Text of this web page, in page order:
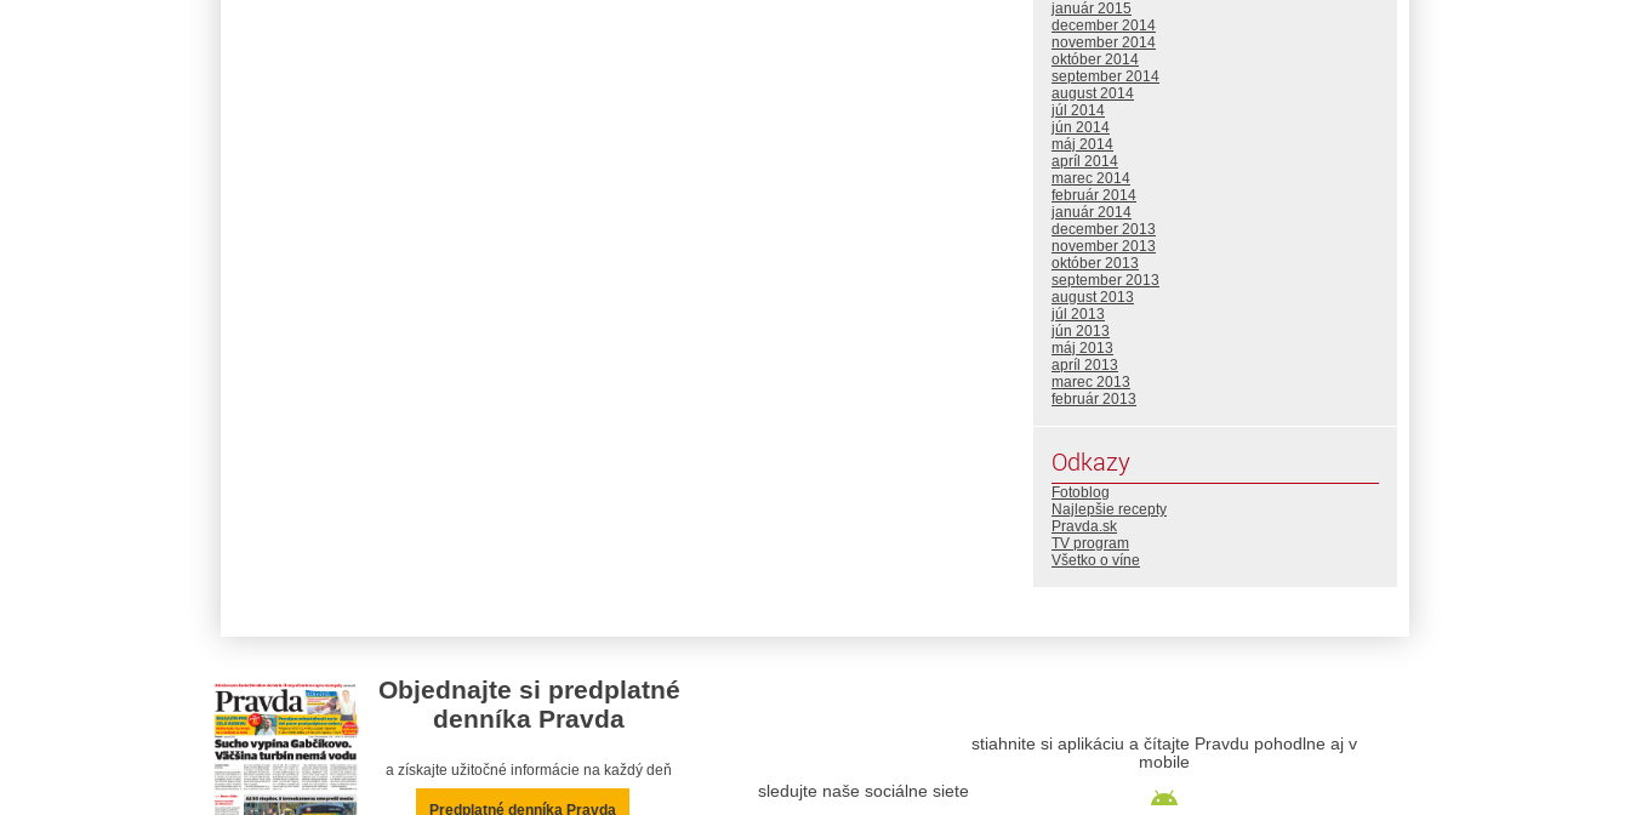
január 2015
december 2014
november 2014
október 2014
september 2014
august 2014
júl 2014
jún 2014
máj 2014
apríl 2014
marec 2014
február 2014
január 2014
december 2013
november 2013
október 2013
september 2013
august 2013
júl 2013
jún 2013
máj 2013
apríl 2013
marec 2013
február 2013
Odkazy
Fotoblog
Najlepšie recepty
Pravda.sk
TV program
Všetko o víne
Objednajte si predplatné
denníka Pravda
a získajte užitočné informácie na každý deň
Predplatné denníka Pravda
sledujte naše sociálne siete
stiahnite si aplikáciu a čítajte Pravdu pohodlne aj v
mobile